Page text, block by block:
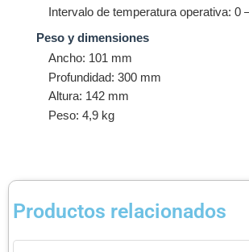
Intervalo de temperatura operativa: 0
Peso y dimensiones
Ancho: 101 mm
Profundidad: 300 mm
Altura: 142 mm
Peso: 4,9 kg
Productos relacionados